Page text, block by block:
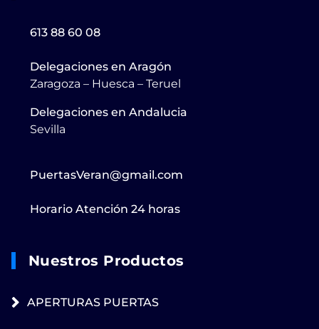
613 88 60 08
Delegaciones en Aragón
Zaragoza – Huesca – Teruel
Delegaciones en Andalucia
Sevilla
PuertasVeran@gmail.com
Horario Atención 24 horas
Nuestros Productos
APERTURAS PUERTAS